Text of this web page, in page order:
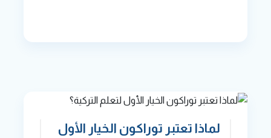
لماذا تعتبر توراكون الخيار الأول